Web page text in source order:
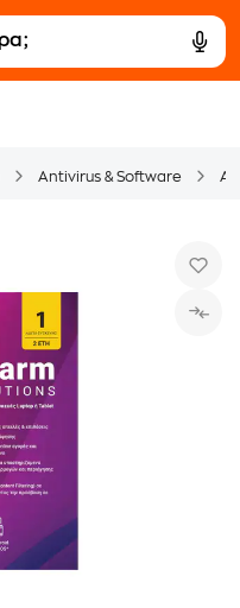
Antivirus & Software